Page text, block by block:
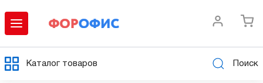
Каталог товаров Поиск